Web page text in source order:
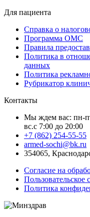
Для пациента
Справка о
Программа ОМС
Правила
Политика в
данных
Политика
Рубрикатор
Контакты
Мы ждем вас: пн-
вс.с 7:00 до 20:00
+7 (862) 254-55-55
armed-sochi@bk.ru
354065,
Согласие на
Пользовательское
Политика